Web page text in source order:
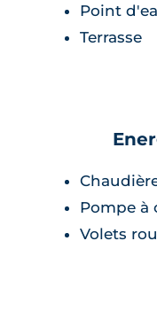
Point
Terrasse
Pompe à
Volets